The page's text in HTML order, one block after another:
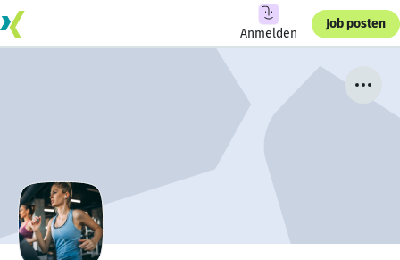
Anmelden
Job posten